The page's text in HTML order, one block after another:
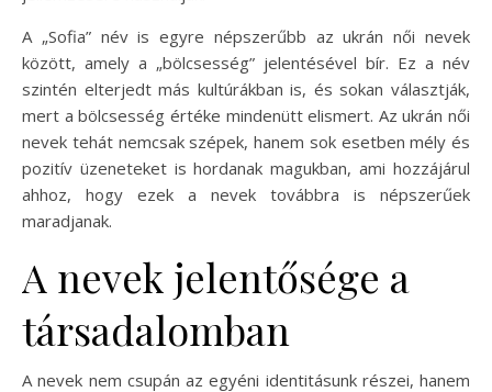
A „Sofia” név is egyre népszerűbb az ukrán női nevek
között, amely a „bölcsesség” jelentésével bír. Ez a név
szintén elterjedt más kultúrákban is, és sokan választják,
mert a bölcsesség értéke mindenütt elismert. Az ukrán női
nevek tehát nemcsak szépek, hanem sok esetben mély és
pozitív üzeneteket is hordanak magukban, ami hozzájárul
ahhoz, hogy ezek a nevek továbbra is népszerűek
maradjanak.
A nevek jelentősége a
társadalomban
A nevek nem csupán az egyéni identitásunk részei, hanem